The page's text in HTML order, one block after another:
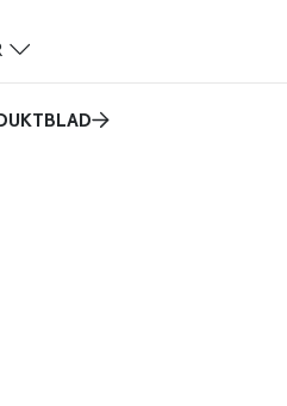
precision på mm.
dish, ugn eller
Schönwald. Höjd